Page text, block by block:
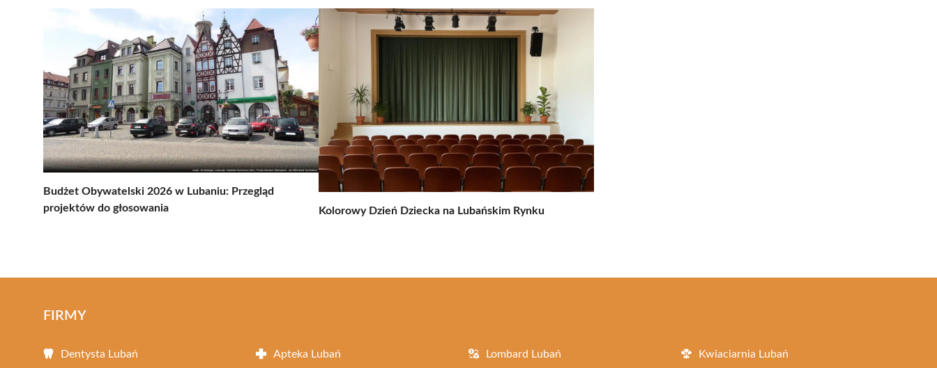
Budżet Obywatelski 2026 w Lubaniu: Przegląd
projektów do głosowania
Kolorowy Dzień Dziecka na Lubańskim Rynku
FIRMY
Dentysta Lubań Apteka Lubań Lombard Lubań Kwiaciarnia Lubań